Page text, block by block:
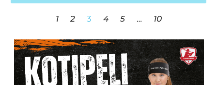
1 2 3 4 5 … 10